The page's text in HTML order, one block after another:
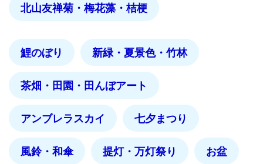
北山友禅菊・梅花藻・桔梗
鯉のぼり 新緑・夏景色・竹林
茶畑・田園・田んぼアート
アンブレラスカイ 七夕まつり
風鈴・和傘 提灯・万灯祭り お盆